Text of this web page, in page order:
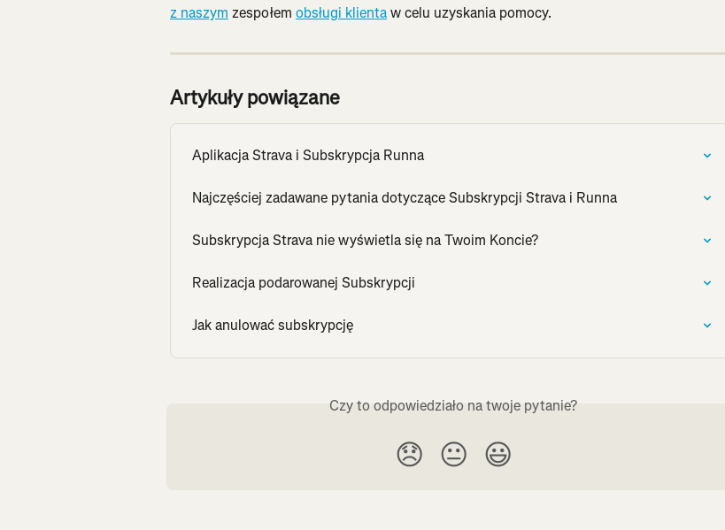
z naszym zespołem obsługi klienta w celu uzyskania pomocy.
Artykuły powiązane
Aplikacja Strava i Subskrypcja Runna
Najczęściej zadawane pytania dotyczące Subskrypcji Strava i Runna
Subskrypcja Strava nie wyświetla się na Twoim Koncie?
Realizacja podarowanej Subskrypcji
Jak anulować subskrypcję
Czy to odpowiedziało na twoje pytanie?
😞 😐 😃